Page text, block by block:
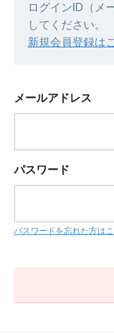
ログインID（メ
してください。
新規会員登録は
メールアドレス
パスワード
パスワードを忘れた方は